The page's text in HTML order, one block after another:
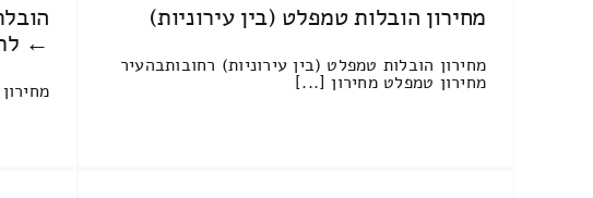
מחירון הובלות טמפלט (בין עירוניות)
מחירון הובלות טמפלט (בין עירוניות) רחובותבהעיר
מחירון טמפלט מחירון [...]
←
מחירון